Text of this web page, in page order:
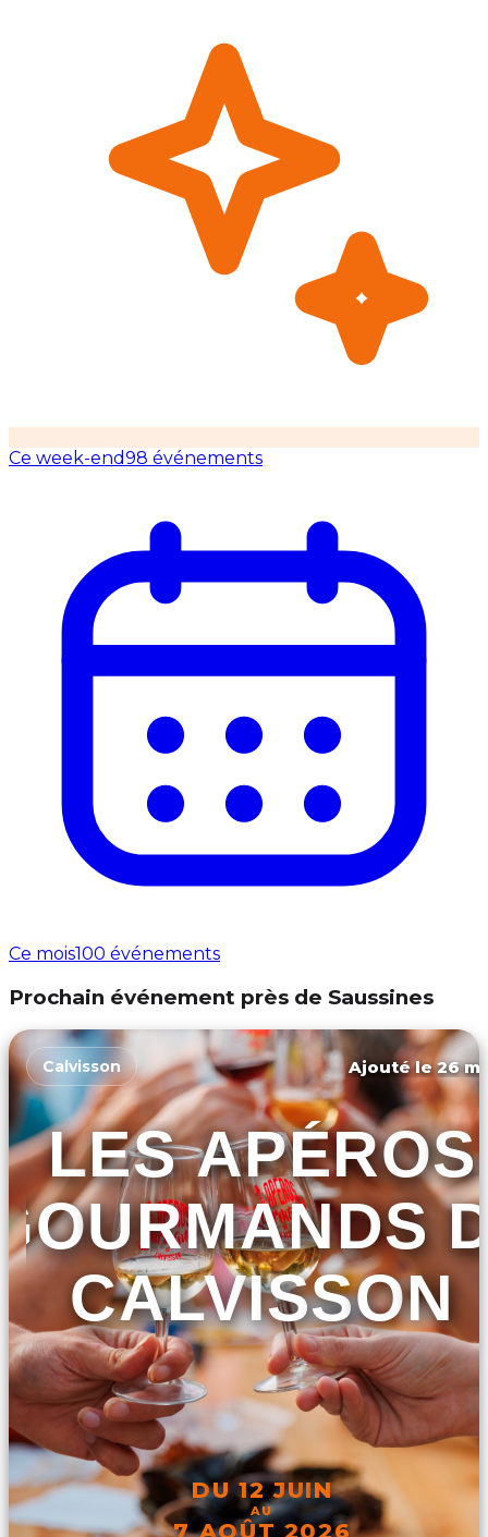
Ce week-end98 événements
Ce mois100 événements
Prochain événement près de Saussines
Calvisson Ajouté le 26
LES APÉROS
CALVISSON
DU 12 JUIN
AU
7 AOÛT 2026